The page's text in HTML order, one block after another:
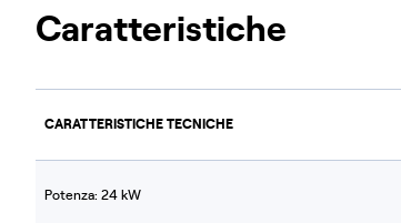
Caratteristiche
CARATTERISTICHE TECNICHE
Potenza: 24 kW